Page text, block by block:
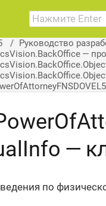
Руководство
—
—
по